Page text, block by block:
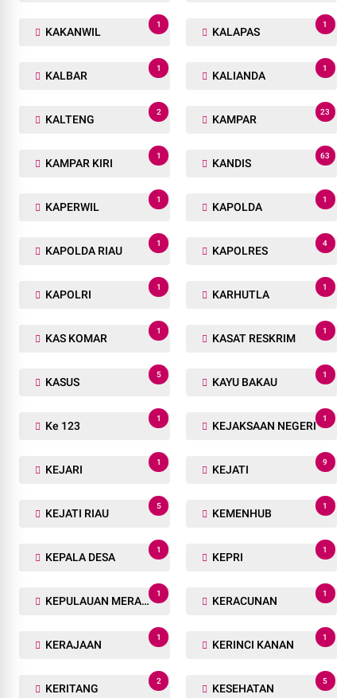
KAKANWIL
1
KALAPAS
1
KALBAR
1
KALIANDA
1
KALTENG
2
KAMPAR
23
KAMPAR KIRI
1
KANDIS
63
KAPERWIL
1
KAPOLDA
1
KAPOLDA RIAU
1
KAPOLRES
4
KAPOLRI
1
KARHUTLA
1
KAS KOMAR
1
KASAT RESKRIM
1
KASUS
5
KAYU BAKAU
1
Ke 123
1
KEJAKSAAN NEGERI
1
KEJARI
1
KEJATI
9
KEJATI RIAU
5
KEMENHUB
1
KEPALA DESA
1
KEPRI
1
KEPULAUAN MERANTI
1
KERACUNAN
1
KERAJAAN
1
KERINCI KANAN
1
KERITANG
2
KESEHATAN
5